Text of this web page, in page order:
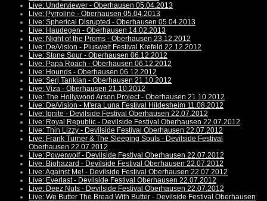
Live: Underviewer - Oberhausen 05.04.2013
Live: Pyrroline - Oberhausen 05.04.2013
Live: Spherical Disrupted - Oberhausen 05.04.2013
Live: Haudegen - Oberhausen 14.02.2013
Live: Night of the Proms - Oberhausen 23.12.2012
Live: De/Vision - Pluswelt Festival Krefeld 22.12.2012
Live: Stone Sour - Oberhausen 06.12.2012
Live: Papa Roach - Oberhausen 06.12.2012
Live: Hounds - Oberhausen 06.12.2012
Live: Serj Tankian - Oberhausen 21.10.2012
Live: Viza - Oberhausen 21.10.2012
Live: The Hollywood Arson Project - Oberhausen 21.10.2012
Live: De/Vision - M'era Luna Festival Hildesheim 11.08.2012
Live: Ignite - Devilside Festival Oberhausen 22.07.2012
Live: Royal Republic - Devilside Festival Oberhausen 22.07.2012
Live: Thin Lizzy - Devilside Festival Oberhausen 22.07.2012
Live: Frank Turner & The Sleeping Souls - Devilside Festival
Oberhausen 22.07.2012
Live: Powerwolf - Devilside Festival Oberhausen 22.07.2012
Live: Biohazard - Devilside Festival Oberhausen 22.07.2012
Live: Against Me! - Devilside Festival Oberhausen 22.07.2012
Live: Everlast - Devilside Festival Oberhausen 22.07.2012
Live: Deez Nuts - Devilside Festival Oberhausen 22.07.2012
Live: We Butter The Bread With Butter - Devilside Festival Oberhausen